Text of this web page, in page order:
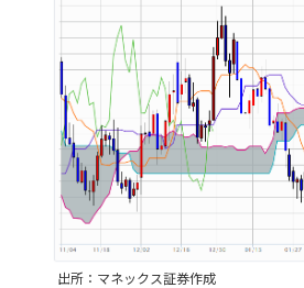
出所：マネックス証券作成